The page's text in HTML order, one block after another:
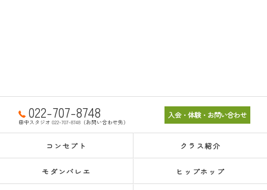
022-707-8748
田中スタジオ 022-707-8748（お問い合わせ先）
入会・体験・お問い合わせ
コンセプト クラス紹介
モダンバレエ ヒップホップ